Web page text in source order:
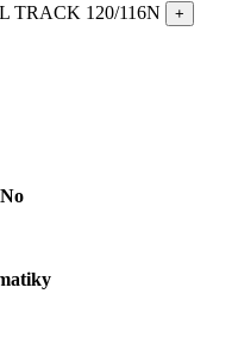
TRACK 120/116N